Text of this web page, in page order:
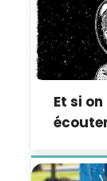
Et si